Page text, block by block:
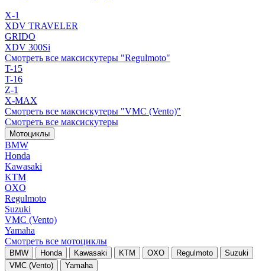
X-1
XDV TRAVELER
GRIDO
XDV 300Si
Смотреть все максискутеры "Regulmoto"
T-15
T-16
Z-1
X-MAX
Смотреть все максискутеры "VMC (Vento)"
Смотреть все максискутеры
Мотоциклы
BMW
Honda
Kawasaki
KTM
OXO
Regulmoto
Suzuki
VMC (Vento)
Yamaha
Смотреть все мотоциклы
BMW Honda Kawasaki KTM OXO Regulmoto
Suzuki
VMC (Vento)
Yamaha